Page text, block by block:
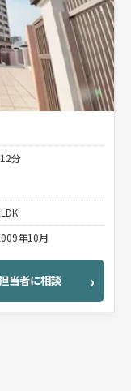
分
年10月
当者に相談